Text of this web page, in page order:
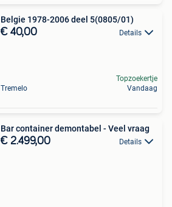
Belgie 1978-2006 deel 5(0805/01)
€ 40,00 Details
Tremelo
Topzoekertje
Vandaag
Bar container demontabel - Veel vraag
€ 2.499,00 Details